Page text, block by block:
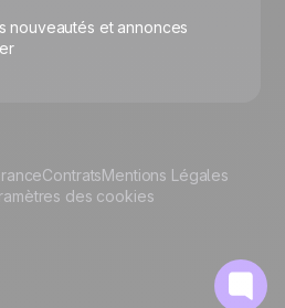
Gérer les cookies
nouveautés et annonces
ContratsMentions Légales
des cookies